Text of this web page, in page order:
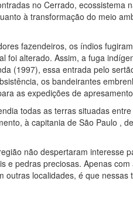
no Cerrado, ecossistema
à transformação do meio
fazendeiros, os índios
foi alterado. Assim, a fuga
(1997), essa entrada pelo
os bandeirantes
as expedições de
todas as terras situadas
à capitania de São Paulo ,
não despertaram interesse
e pedras preciosas. Apenas
outras localidades, é que